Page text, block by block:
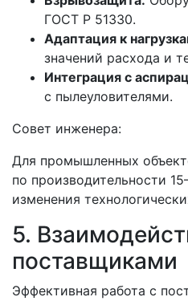
ГОСТ Р 51330.
Адаптация к
значений расхода и
Интеграция с
с пылеуловителями.
Совет инженера:
Для промышленных
по производительности
изменения
5.
поставщиками
Эффективная работа с